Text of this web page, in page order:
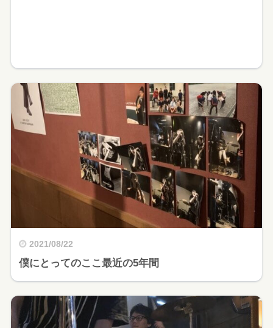
2021/08/22
僕にとってのここ最近の5年間